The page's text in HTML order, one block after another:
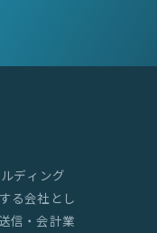
ディング
る会社とし
信・会計業